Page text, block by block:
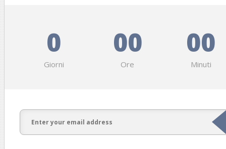
0
Giorni
00
Ore
00
Minuti